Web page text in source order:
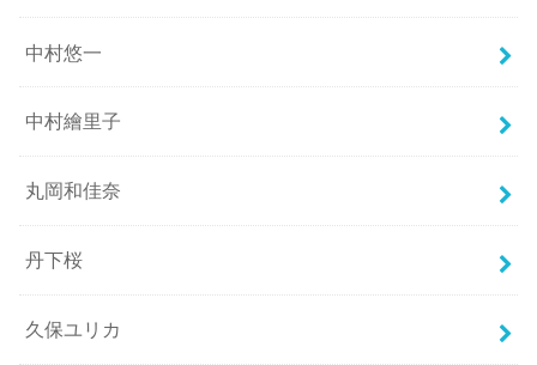
中村悠一
中村繪里子
丸岡和佳奈
丹下桜
久保ユリカ